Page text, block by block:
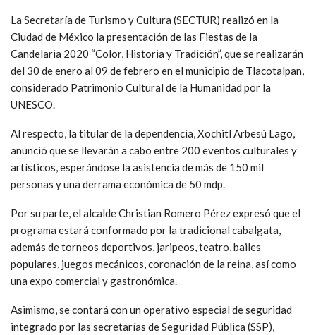
La Secretaría de Turismo y Cultura (SECTUR) realizó en la
Ciudad de México la presentación de las Fiestas de la
Candelaria 2020 “Color, Historia y Tradición”, que se realizarán
del 30 de enero al 09 de febrero en el municipio de Tlacotalpan,
considerado Patrimonio Cultural de la Humanidad por la
UNESCO.
Al respecto, la titular de la dependencia, Xochitl Arbesú Lago,
anunció que se llevarán a cabo entre 200 eventos culturales y
artísticos, esperándose la asistencia de más de 150 mil
personas y una derrama económica de 50 mdp.
Por su parte, el alcalde Christian Romero Pérez expresó que el
programa estará conformado por la tradicional cabalgata,
además de torneos deportivos, jaripeos, teatro, bailes
populares, juegos mecánicos, coronación de la reina, así como
una expo comercial y gastronómica.
Asimismo, se contará con un operativo especial de seguridad
integrado por las secretarías de Seguridad Pública (SSP),